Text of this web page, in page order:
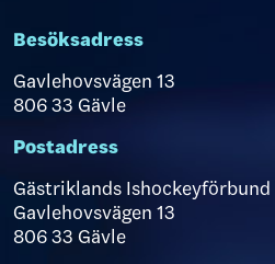
Besöksadress
Gavlehovsvägen 13
806 33 Gävle
Postadress
Gästriklands Ishockeyförbund
Gavlehovsvägen 13
806 33 Gävle